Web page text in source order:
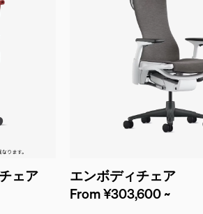
ェア
エンボディチェア
From ¥303,600 ~